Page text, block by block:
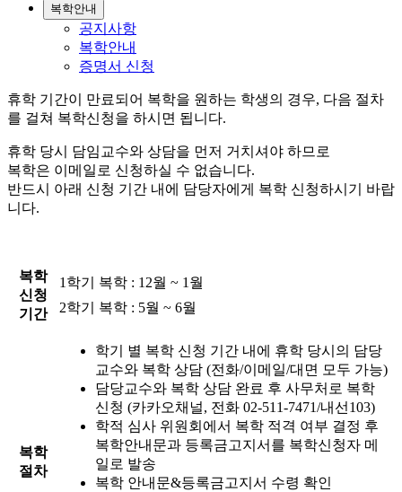
복학안내
공지사항
복학안내
증명서 신청
휴학 기간이 만료되어 복학을 원하는 학생의 경우, 다음 절차
를 걸쳐 복학신청을 하시면 됩니다.
휴학 당시 담임교수와 상담을 먼저 거치셔야 하므로
복학은 이메일로 신청하실 수 없습니다.
반드시 아래 신청 기간 내에 담당자에게 복학 신청하시기 바랍
니다.
복학
신청
기간
1학기 복학 : 12월 ~ 1월
2학기 복학 : 5월 ~ 6월
복학
절차
학기 별 복학 신청 기간 내에 휴학 당시의 담당
교수와 복학 상담 (전화/이메일/대면 모두 가능)
담당교수와 복학 상담 완료 후 사무처로 복학
신청 (카카오채널, 전화 02-511-7471/내선103)
학적 심사 위원회에서 복학 적격 여부 결정 후
복학안내문과 등록금고지서를 복학신청자 메
일로 발송
복학 안내문&등록금고지서 수령 확인